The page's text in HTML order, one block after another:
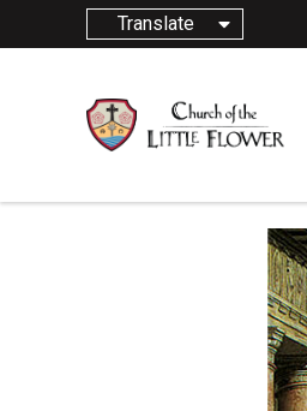
Translate